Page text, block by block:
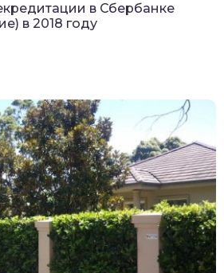
в Сбербанке
в 2018 году